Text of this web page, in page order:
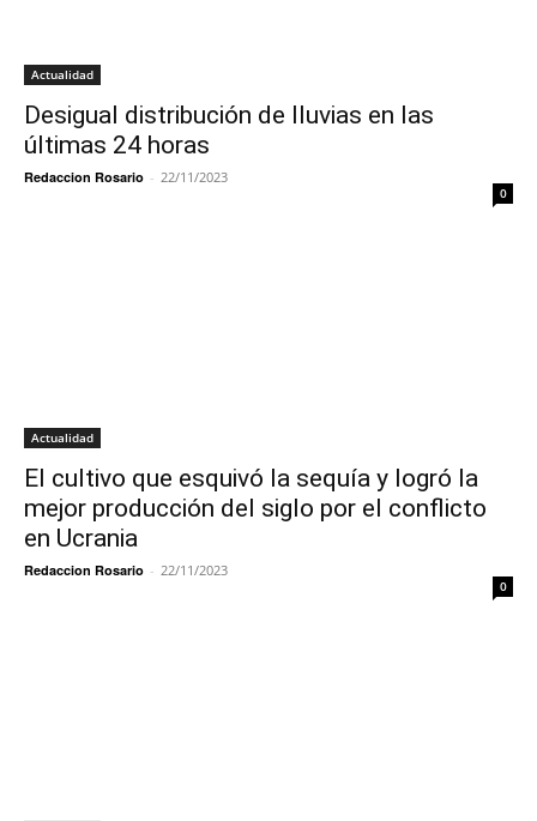
Actualidad
Desigual distribución de lluvias en las
últimas 24 horas
Redaccion Rosario - 22/11/2023
0
Actualidad
El cultivo que esquivó la sequía y logró la
mejor producción del siglo por el conflicto
en Ucrania
Redaccion Rosario - 22/11/2023
0